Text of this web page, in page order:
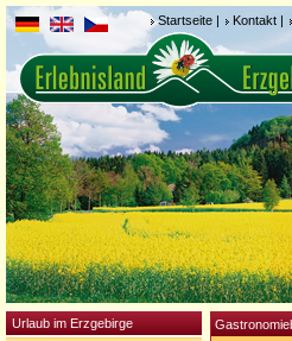
Startseite | Kontakt |
Urlaub im Erzgebirge